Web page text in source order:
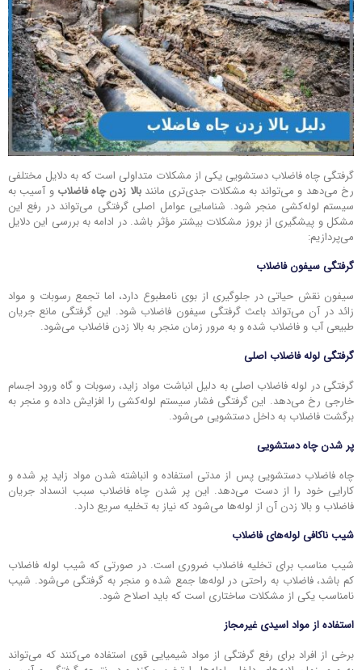
گرفتگی چاه فاضلاب دستشویی یکی از مشکلات متداولی است که به دلایل مختلفی
رخ می‌دهد و می‌تواند به مشکلات جدی‌تری مانندبالا زدن چاه فاضلاب و آسیب به
سیستم لوله‌کشی منجر شود. شناسایی عوامل اصلی گرفتگی می‌تواند در رفع این
مشکل و پیشگیری از بروز مشکلات بیشتر مؤثر باشد. در ادامه به بررسی این دلایل
می‌پردازیم:
گرفتگی سیفون فاضلاب
سیفون نقش حیاتی در جلوگیری از بوی نامطبوع دارد، اما تجمع رسوبات و مواد
زائد در آن می‌تواند باعث گرفتگی سیفون فاضلاب شود. این گرفتگی مانع جریان
طبیعی آب و فاضلاب شده و به مرور زمان منجر به بالا زدن فاضلاب می‌شود.
گرفتگی لوله فاضلاب اصلی
گرفتگی در لوله فاضلاب اصلی به دلیل انباشت مواد زاید، رسوبات و گاه ورود اجسام
خارجی رخ می‌دهد. این گرفتگی فشار سیستم لوله‌کشی را افزایش داده و منجر به
برگشت فاضلاب به داخل دستشویی می‌شود.
پر شدن چاه دستشویی
چاه فاضلاب دستشویی پس از مدتی استفاده و انباشته شدن مواد زاید پر شده و
کارایی خود را از دست می‌دهد. این پر شدن چاه فاضلاب سبب انسداد جریان
فاضلاب و بالا زدن آن از لوله‌ها می‌شود که نیاز به تخلیه سریع دارد.
شیب ناکافی لوله‌های فاضلاب
شیب مناسب برای تخلیه فاضلاب ضروری است. در صورتی که شیب لوله فاضلاب
کم باشد، فاضلاب به راحتی در لوله‌ها جمع شده و منجر به گرفتگی می‌شود. شیب
نامناسب یکی از مشکلات ساختاری است که باید اصلاح شود.
استفاده از مواد اسیدی غیرمجاز
برخی از افراد برای رفع گرفتگی از مواد شیمیایی قوی استفاده می‌کنند که می‌تواند